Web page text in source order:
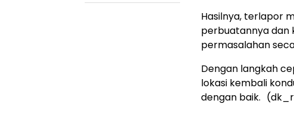
Hasilnya, terlapor
perbuatannya dan
permasalahan
Dengan langkah
lokasi kembali
dengan baik.